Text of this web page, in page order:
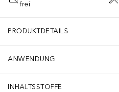
frei
PRODUKTDETAILS
ANWENDUNG
INHALTSSTOFFE